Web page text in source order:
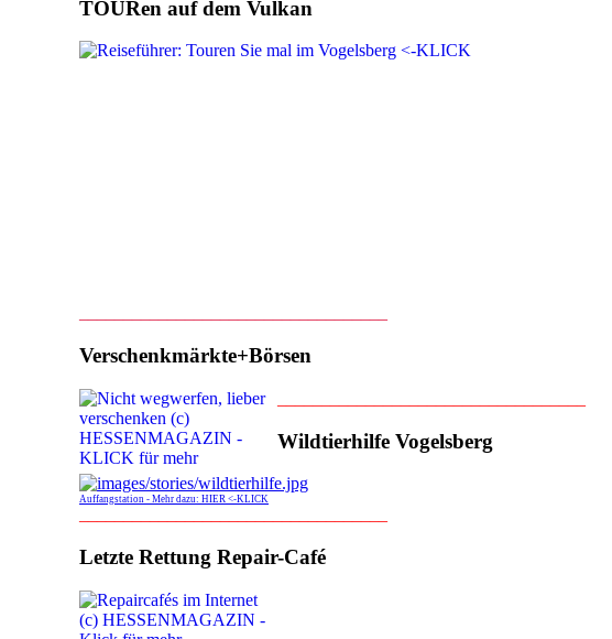
TOURen auf dem Vulkan
Verschenkmärkte+Börsen
Wildtierhilfe Vogelsberg
Auffangstation - Mehr dazu: HIER <-KLICK
Letzte Rettung Repair-Café